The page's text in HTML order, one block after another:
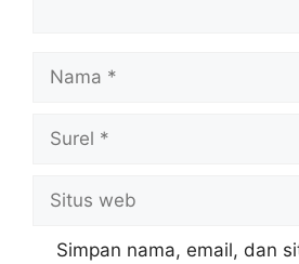
web
Simpan nama, email, dan